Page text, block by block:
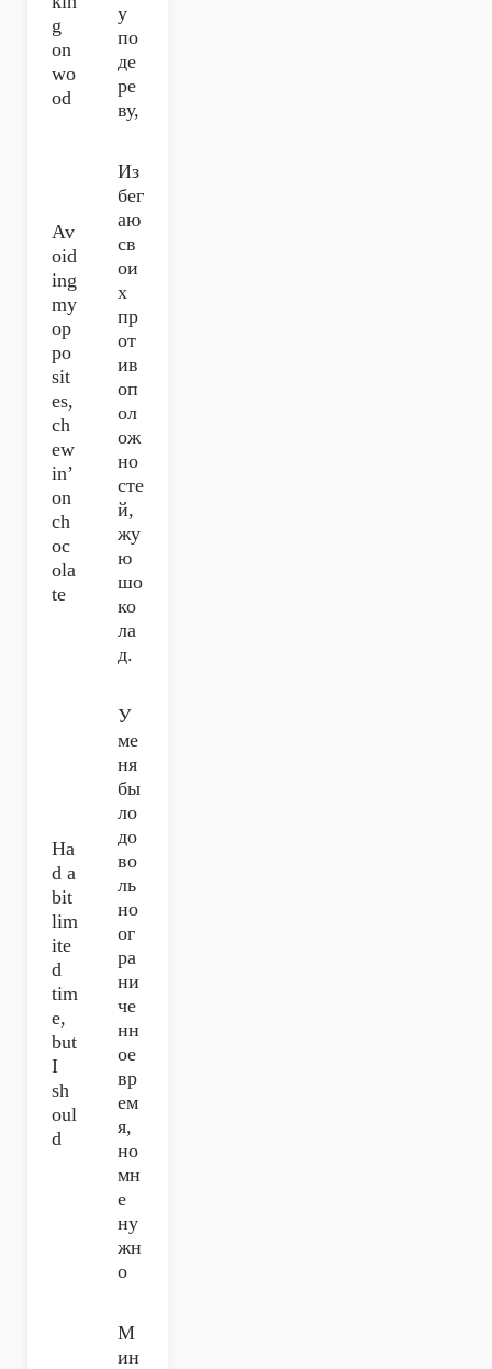
g
on
wo
od
у
по
де
ре
ву,
Av
oid
ing
my
op
po
sit
es,
ch
ew
in’
on
ch
oc
ola
te
Из
бег
аю
св
ои
х
пр
от
ив
оп
ол
ож
но
сте
й,
жу
ю
шо
ко
ла
д.
Ha
d a
bit
lim
ite
d
tim
e,
but
I
sh
oul
d
У
ме
ня
бы
ло
до
во
ль
но
ог
ра
ни
че
нн
ое
вр
ем
я,
но
мн
е
ну
жн
о
М
ин